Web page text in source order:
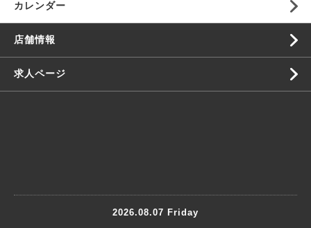
カレンダー
店舗情報
求人ページ
2026.08.07 Friday